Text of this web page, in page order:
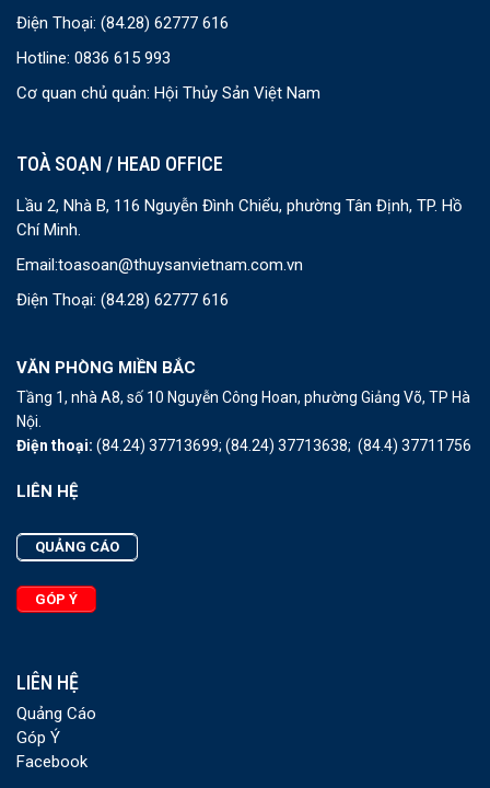
Điện Thoại: (84.28) 62777 616
Hotline: 0836 615 993
Cơ quan chủ quản: Hội Thủy Sản Việt Nam
TOÀ SOẠN / HEAD OFFICE
Lầu 2, Nhà B, 116 Nguyễn Đình Chiểu, phường Tân Định, TP. Hồ
Chí Minh.
Email:toasoan@thuysanvietnam.com.vn
Điện Thoại: (84.28) 62777 616
VĂN PHÒNG MIỀN BẮC
Tầng 1, nhà A8, số 10 Nguyễn Công Hoan, phường Giảng Võ, TP Hà
Nội.
Điện thoại: (84.24) 37713699; (84.24) 37713638; (84.4) 37711756
LIÊN HỆ
QUẢNG CÁO
GÓP Ý
LIÊN HỆ
Quảng Cáo
Góp Ý
Facebook